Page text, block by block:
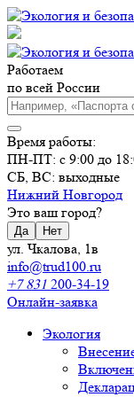
Работаем
по всей России
Время работы:
ПН-ПТ: с 9:00 до
СБ, ВС: выходные
Нижний Новгород
Это ваш город?
Да Нет
ул. Чкалова, 1в
info@trud100.ru
+7 831 200-34-19
Онлайн-заявка
Экология